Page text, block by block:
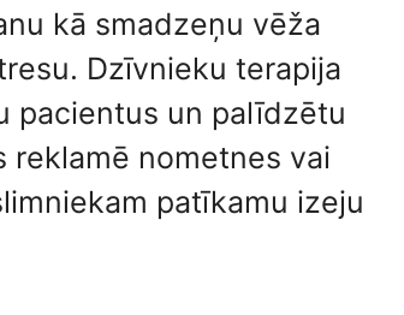
kā smadzeņu vēža
Dzīvnieku terapija
pacientus un palīdzētu
reklamē nometnes vai
patīkamu izeju